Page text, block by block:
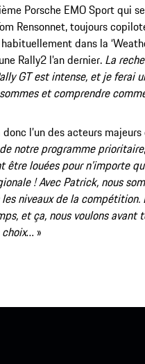
Porsche EMO Sport qui
Rensonnet, toujours
dans la
Rally2 l’an dernier. La
GT est intense, et je ferai
et comprendre
l’un des acteurs
notre programme prioritaire
être louées pour n’importe
! Avec Patrick, nous
niveaux de la
et ça, nous voulons
… »